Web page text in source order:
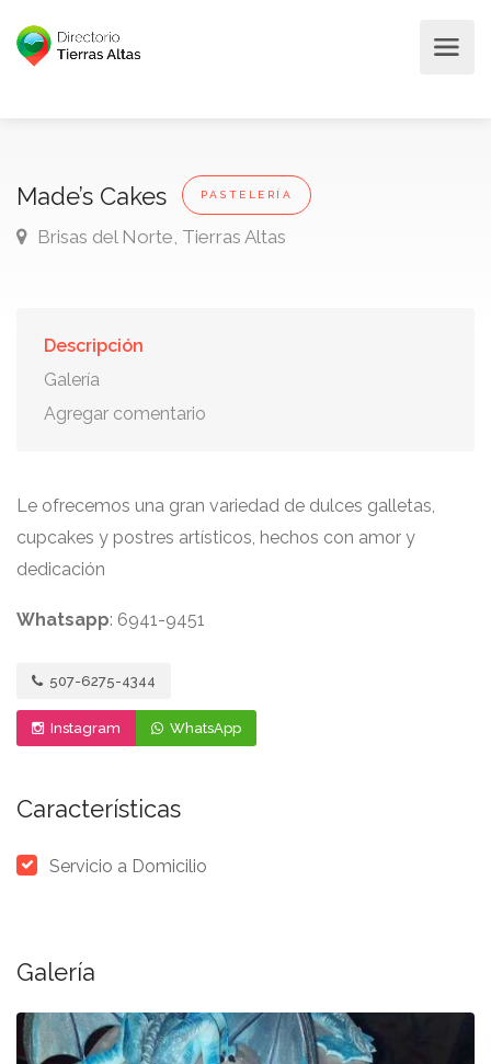
Made’s Cakes PASTELERÍA
Brisas del Norte, Tierras Altas
Descripción
Galería
Agregar comentario
Le ofrecemos una gran variedad de dulces galletas,
cupcakes y postres artísticos, hechos con amor y
dedicación
Whatsapp: 6941-9451
507-6275-4344
Instagram WhatsApp
Características
Servicio a Domicilio
Galería